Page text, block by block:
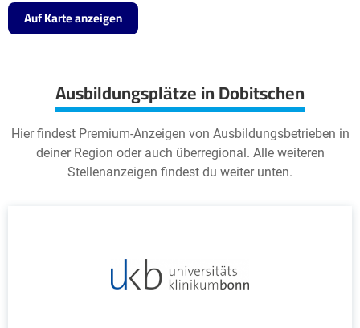
Auf Karte anzeigen
Ausbildungsplätze in Dobitschen
Hier findest Premium-Anzeigen von Ausbildungsbetrieben in
deiner Region oder auch überregional. Alle weiteren
Stellenanzeigen findest du weiter unten.